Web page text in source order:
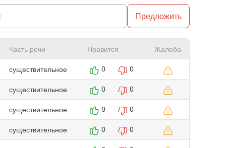
Предложить
Часть речи Нравится
Жалоба
существительное
0 0
существительное 0 0
существительное 0 0
существительное 0 0